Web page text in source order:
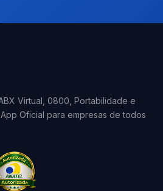
Virtual, 0800, Portabilidade e
Oficial para empresas de todos